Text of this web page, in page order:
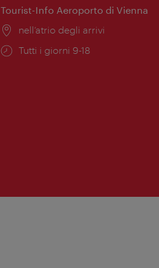
Tourist-Info Aeroporto di Vienna
Posizione:
nell’atrio degli arrivi
Orari
Tutti i giorni 9-18